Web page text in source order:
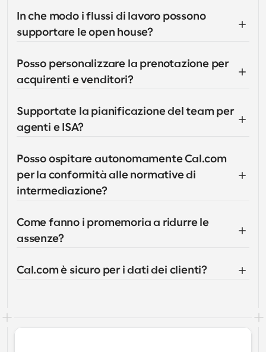
In che modo i flussi di lavoro possono
supportare le open house?
Posso personalizzare la prenotazione per
acquirenti e venditori?
Supportate la pianificazione del team per
agenti e ISA?
Posso ospitare autonomamente Cal.com
per la conformità alle normative di
intermediazione?
Come fanno i promemoria a ridurre le
assenze?
Cal.com è sicuro per i dati dei clienti?